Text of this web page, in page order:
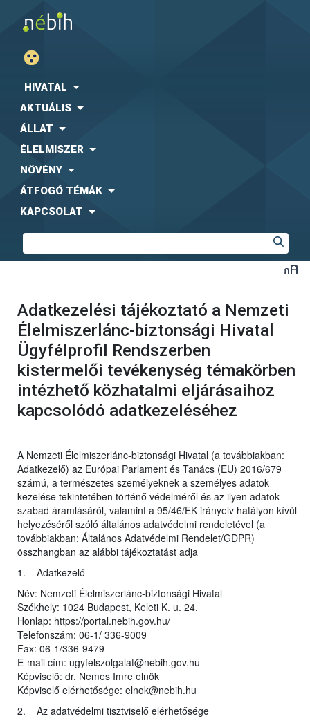
HIVATAL
AKTUÁLIS
ÁLLAT
ÉLELMISZER
NÖVÉNY
ÁTFOGÓ TÉMÁK
KAPCSOLAT
Adatkezelési tájékoztató a Nemzeti
Élelmiszerlánc-biztonsági Hivatal
Ügyfélprofil Rendszerben
kistermelői tevékenység témakörben
intézhető közhatalmi eljárásaihoz
kapcsolódó adatkezeléséhez
A Nemzeti Élelmiszerlánc-biztonsági Hivatal (a továbbiakban:
Adatkezelő) az Európai Parlament és Tanács (EU) 2016/679
számú, a természetes személyeknek a személyes adatok
kezelése tekintetében történő védelméről és az ilyen adatok
szabad áramlásáról, valamint a 95/46/EK irányelv hatályon kívül
helyezéséről szóló általános adatvédelmi rendeletével (a
továbbiakban: Általános Adatvédelmi Rendelet/GDPR)
összhangban az alábbi tájékoztatást adja
1. Adatkezelő
Név: Nemzeti Élelmiszerlánc-biztonsági Hivatal
Székhely: 1024 Budapest, Keleti K. u. 24.
Honlap: https://portal.nebih.gov.hu/
Telefonszám: 06-1/ 336-9009
Fax: 06-1/336-9479
E-mail cím: ugyfelszolgalat@nebih.gov.hu
Képviselő: dr. Nemes Imre elnök
Képviselő elérhetősége: elnok@nebih.hu
2. Az adatvédelmi tisztviselő elérhetősége